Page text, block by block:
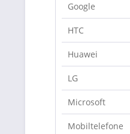
Google
HTC
Huawei
LG
Microsoft
Mobiltelefone